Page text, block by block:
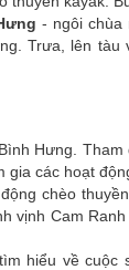
- ngôi chùa
Trưa, lên tàu
Hưng. Tham
các hoạt
động chèo
vịnh Cam
tìm hiểu về cuộc